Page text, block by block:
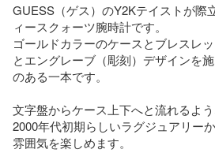
GUESS（ゲス）のY2Kテイストが際
ィースクォーツ腕時計です。
ゴールドカラーのケースとブレスレ
とエングレーブ（彫刻）デザインを
のある一本です。
文字盤からケース上下へと流れるよう
2000年代初期らしいラグジュアリー
雰囲気を楽しめます。